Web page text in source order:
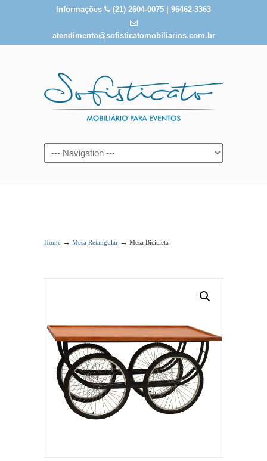
Informações (21) 2604-0075 | 96462-3363
atendimento@sofisticatomobiliarios.com.br
Home → Mesa Retangular → Mesa Bicicleta